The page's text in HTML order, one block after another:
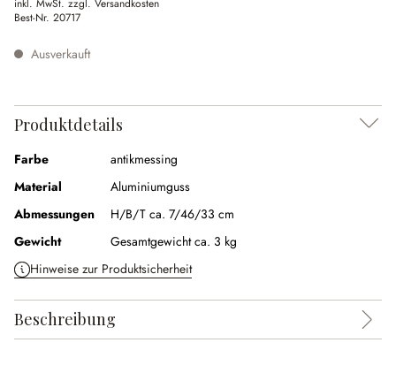
inkl. MwSt. zzgl. Versandkosten
Best-Nr. 20717
Ausverkauft
Produktdetails
Farbe
antikmessing
Material
Aluminiumguss
Abmessungen
H/B/T ca. 7/46/33 cm
Gewicht
Gesamtgewicht ca. 3 kg
Hinweise zur Produktsicherheit
Beschreibung